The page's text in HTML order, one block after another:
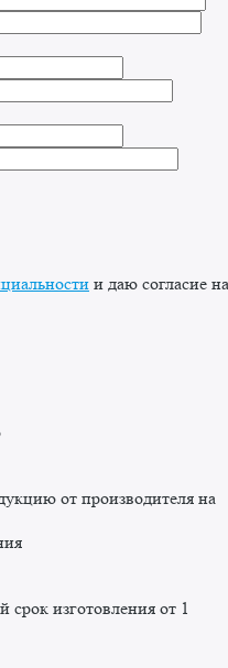
и даю согласие на
от производителя на
изготовления от 1